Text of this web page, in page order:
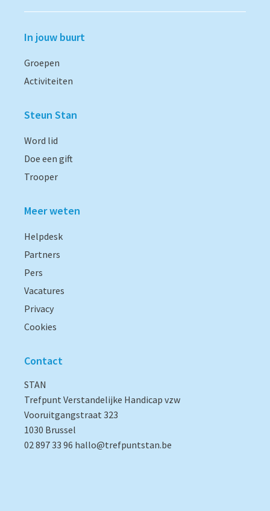
In jouw buurt
Groepen
Activiteiten
Steun Stan
Word lid
Doe een gift
Trooper
Meer weten
Helpdesk
Partners
Pers
Vacatures
Privacy
Cookies
Contact
STAN
Trefpunt Verstandelijke Handicap vzw
Vooruitgangstraat 323
1030 Brussel
02 897 33 96 hallo@trefpuntstan.be